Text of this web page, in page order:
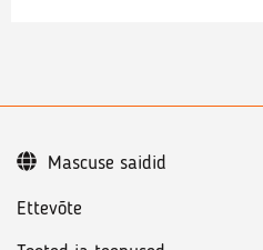
Ettevõte
Mascuse saidid